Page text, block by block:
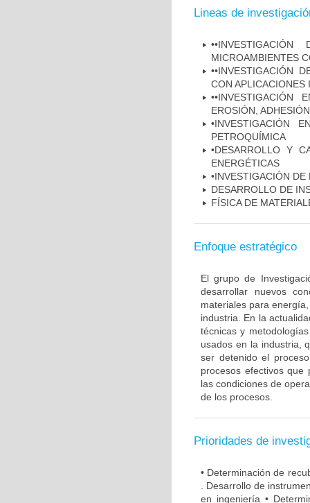
Lineas de
MICROAMBIENTES
••INVESTIGACIÓN
CON APLICACIONES
EROSIÓN,
•INVESTIGACIÓN
PETROQUÍMICA
•DESARROLLO Y
ENERGÉTICAS
•INVESTIGACIÓN
DESARROLLO DE
FÍSICA DE
Enfoque estratégico
El grupo de
desarrollar nuevos
materiales para
industria. En la
técnicas y
usados en la industria,
ser detenido el
procesos efectivos que
las condiciones de
de los procesos.
Prioridades de
• Determinación de
. Desarrollo de
en ingeniería •